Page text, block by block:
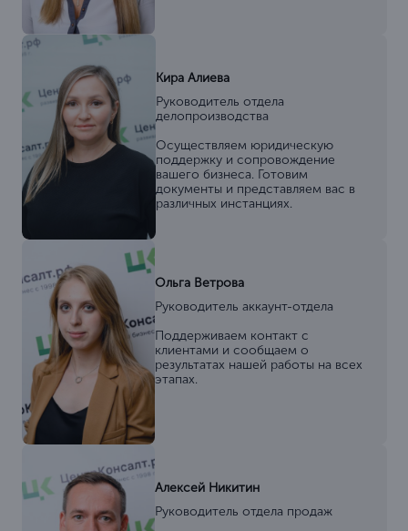
Кира Алиева
Руководитель отдела
делопроизводства
Осуществляем юридическую
поддержку и сопровождение
вашего бизнеса. Готовим
документы и представляем вас в
различных инстанциях.
Ольга Ветрова
Руководитель аккаунт-отдела
Поддерживаем контакт с
клиентами и сообщаем о
результатах нашей работы на всех
этапах.
Алексей Никитин
Руководитель отдела продаж